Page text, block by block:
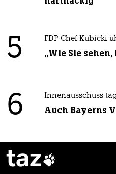
5 FDP-Chef Kubicki
„Wie Sie sehen,
6 Innenausschuss
Auch Bayerns
taz